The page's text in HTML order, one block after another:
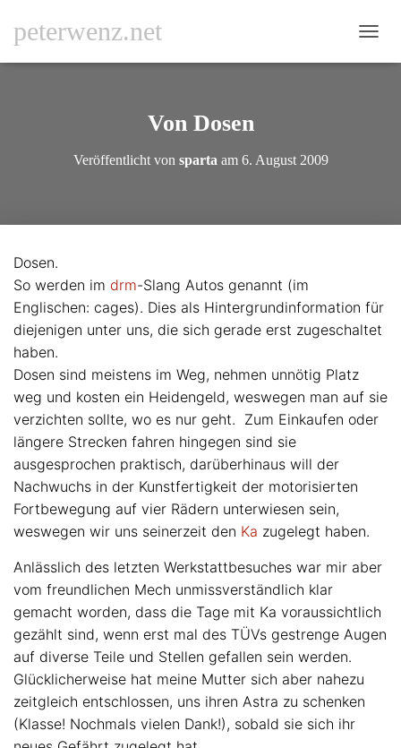
peterwenz.net
A
A
T
Von Dosen
Veröffentlicht von sparta am 6. August 2009
Dosen.
So werden im drm-Slang Autos genannt (im
Englischen: cages). Dies als Hintergrundinformation für
diejenigen unter uns, die sich gerade erst zugeschaltet
haben.
Dosen sind meistens im Weg, nehmen unnötig Platz
weg und kosten ein Heidengeld, weswegen man auf sie
verzichten sollte, wo es nur geht. Zum Einkaufen oder
längere Strecken fahren hingegen sind sie
ausgesprochen praktisch, darüberhinaus will der
Nachwuchs in der Kunstfertigkeit der motorisierten
Fortbewegung auf vier Rädern unterwiesen sein,
weswegen wir uns seinerzeit den Ka zugelegt haben.
Anlässlich des letzten Werkstattbesuches war mir aber
vom freundlichen Mech unmissverständlich klar
gemacht worden, dass die Tage mit Ka voraussichtlich
gezählt sind, wenn erst mal des TÜVs gestrenge Augen
auf diverse Teile und Stellen gefallen sein werden.
Glücklicherweise hat meine Mutter sich aber nahezu
zeitgleich entschlossen, uns ihren Astra zu schenken
(Klasse! Nochmals vielen Dank!), sobald sie sich ihr